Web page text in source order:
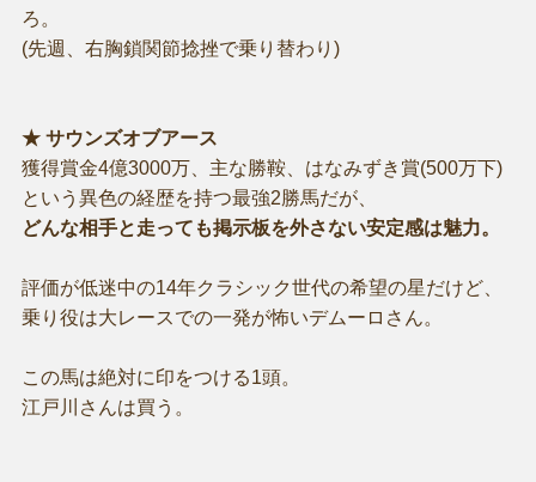
ろ。
(先週、右胸鎖関節捻挫で乗り替わり)
★ サウンズオブアース
獲得賞金4億3000万、主な勝鞍、はなみずき賞(500万下)
という異色の経歴を持つ最強2勝馬だが、
どんな相手と走っても掲示板を外さない安定感は魅力。
評価が低迷中の14年クラシック世代の希望の星だけど、
乗り役は大レースでの一発が怖いデムーロさん。
この馬は絶対に印をつける1頭。
江戸川さんは買う。